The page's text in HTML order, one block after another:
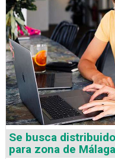
Se busca
para zona de Málaga